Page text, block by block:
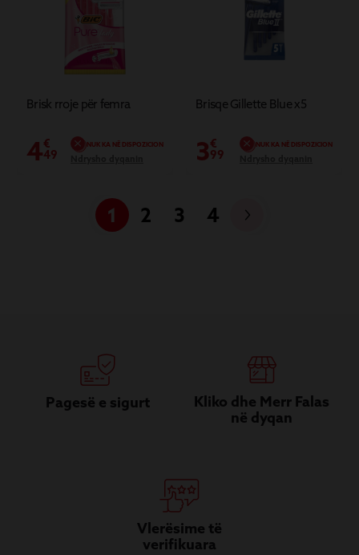
Brisk rroje për femra
4€
49
NUK KA NË DISPOZICION
Brisqe Gillette Blue x5
3€
99
NUK KA NË DISPOZICION
1 2 3 4
Pagesë e sigurt
Kliko dhe Merr Falas
në dyqan
Vlerësime të
verifikuara